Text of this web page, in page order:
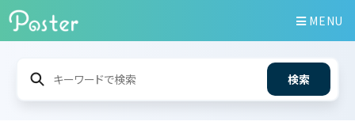
MENU
検索